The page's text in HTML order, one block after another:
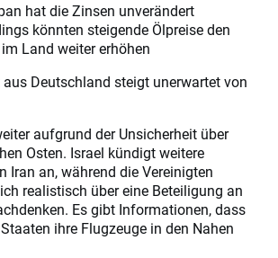
hat die Zinsen unverändert
könnten steigende Ölpreise den
Land weiter erhöhen
aus Deutschland steigt unerwartet von
aufgrund der Unsicherheit über
Osten. Israel kündigt weitere
Iran an, während die Vereinigten
realistisch über eine Beteiligung an
Es gibt Informationen, dass
ihre Flugzeuge in den Nahen